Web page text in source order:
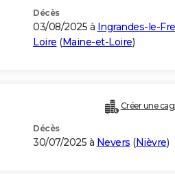
Décès
03/08/2025 à Ingrandes-le-
Loire (Maine-et-Loire)
Créer une
Décès
30/07/2025 à Nevers (Nièvre)